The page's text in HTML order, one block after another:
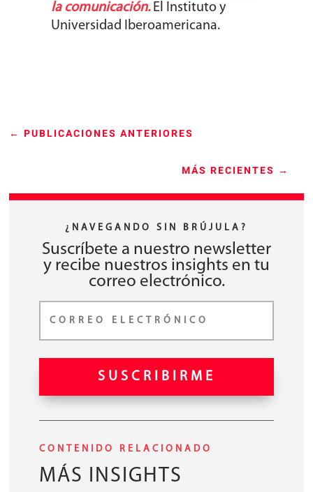
la comunicación. El Instituto y
Universidad Iberoamericana.
←PUBLICACIONES ANTERIORES
MÁS RECIENTES →
¿NAVEGANDO SIN BRÚJULA?
Suscríbete a nuestro newsletter
y recibe nuestros insights en tu
correo electrónico.
SUSCRIBIRME
CONTENIDO RELACIONADO
MÁS INSIGHTS